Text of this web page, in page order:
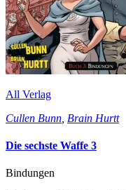
All Verlag
Cullen Bunn Brain Hurtt
Die sechste Waffe 3
Bindungen